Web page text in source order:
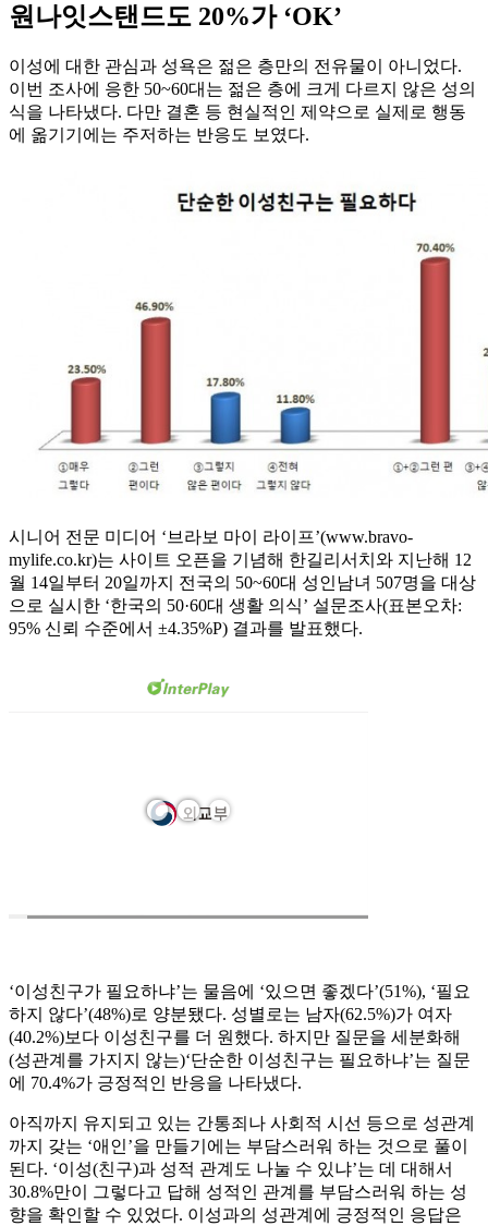
원나잇스탠드도 20%가 ‘OK’
이성에 대한 관심과 성욕은 젊은 층만의 전유물이 아니었다.
이번 조사에 응한 50~60대는 젊은 층에 크게 다르지 않은 성의
식을 나타냈다. 다만 결혼 등 현실적인 제약으로 실제로 행동
에 옮기기에는 주저하는 반응도 보였다.
시니어 전문 미디어 ‘브라보 마이 라이프’(www.bravo-
mylife.co.kr)는 사이트 오픈을 기념해 한길리서치와 지난해 12
월 14일부터 20일까지 전국의 50~60대 성인남녀 507명을 대상
으로 실시한 ‘한국의 50·60대 생활 의식’ 설문조사(표본오차:
95% 신뢰 수준에서 ±4.35%P) 결과를 발표했다.
‘이성친구가 필요하냐’는 물음에 ‘있으면 좋겠다’(51%), ‘필요
하지 않다’(48%)로 양분됐다. 성별로는 남자(62.5%)가 여자
(40.2%)보다 이성친구를 더 원했다. 하지만 질문을 세분화해
(성관계를 가지지 않는)‘단순한 이성친구는 필요하냐’는 질문
에 70.4%가 긍정적인 반응을 나타냈다.
아직까지 유지되고 있는 간통죄나 사회적 시선 등으로 성관계
까지 갖는 ‘애인’을 만들기에는 부담스러워 하는 것으로 풀이
된다. ‘이성(친구)과 성적 관계도 나눌 수 있냐’는 데 대해서
30.8%만이 그렇다고 답해 성적인 관계를 부담스러워 하는 성
향을 확인할 수 있었다. 이성과의 성관계에 긍정적인 응답은